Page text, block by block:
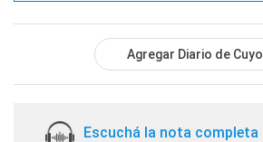
Agregar Diario de
Escuchá la nota completa